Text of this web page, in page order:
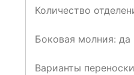
Количество
Боковая молния: да
Варианты